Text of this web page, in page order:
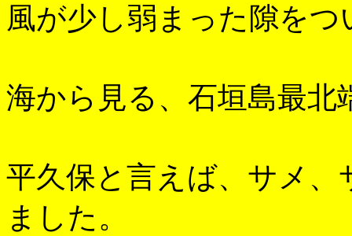
風が少し弱まった隙を
海から見る、石垣島最北
平久保と言えば、サメ
ました。